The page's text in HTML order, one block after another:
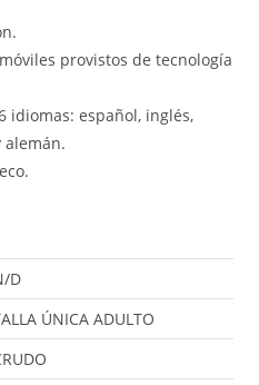
provistos de tecnología
idiomas: español, inglés,
alemán.
D
ÚNICA ADULTO